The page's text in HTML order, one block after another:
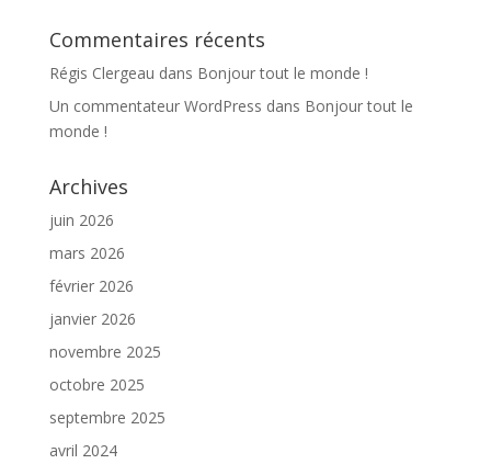
Commentaires récents
Régis Clergeau dans Bonjour tout le monde !
Un commentateur WordPress dans Bonjour tout le
monde !
Archives
juin 2026
mars 2026
février 2026
janvier 2026
novembre 2025
octobre 2025
septembre 2025
avril 2024